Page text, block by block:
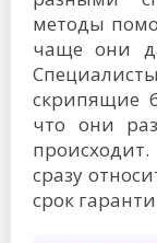
методы
чаще они
скрипящие
что они
сразу
срок